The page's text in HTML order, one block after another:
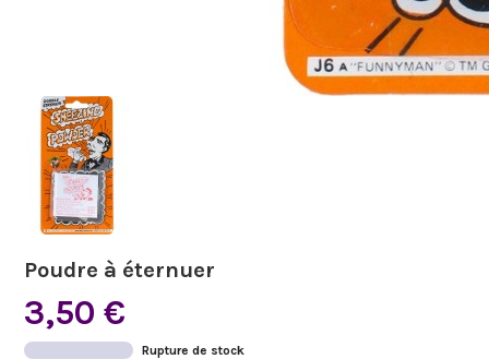
Poudre à éternuer
3,50 €
Rupture de stock